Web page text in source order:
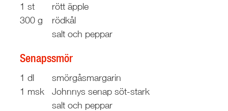
1 st
rött äpple
300 g
rödkål
salt och peppar
Senapssmör
1 dl
smörgåsmargarin
1 msk
Johnnys senap söt-stark
salt och peppar